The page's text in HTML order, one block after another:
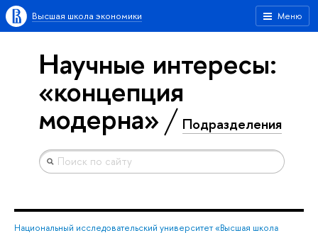
Меню
Высшая школа экономики
Научные интересы:
«концепция
модерна» Подразделения
Национальный исследовательский университет «Высшая школа